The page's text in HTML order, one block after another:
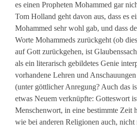
es einen Propheten Mohammed gar
Tom Holland geht davon aus, dass es
Mohammed sehr wohl gab, und dass
Worte Mohammeds zurückgeht (ob
auf Gott zurückgehen, ist
als ein literarisch gebildetes Genie
vorhandene Lehren und
(unter göttlicher Anregung? Auch das
etwas Neuem verknüpfte: Gotteswort
Menschenwort, in eine bestimmte Zeit
wie bei anderen Religionen auch, nicht